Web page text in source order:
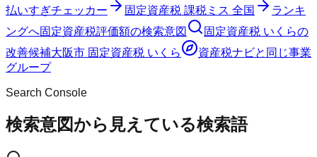
払いすぎチェッカー
固定資産税 課税ミス 全国
ランキ
ングへ固定資産税評価額の検索意図
固定資産税 いくらの
改善候補大阪市 固定資産税 いくら 資産税ナビと同じ事業
グループ
Search Console
検索意図から見えている検索語